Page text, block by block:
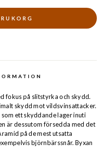
fokus på slitstyrka och skydd.
skydd mot vildsvinsattacker.
ett skyddande lager inuti
är dessutom försedda med det
på de mest utsatta
björnbärssnår. Byxan